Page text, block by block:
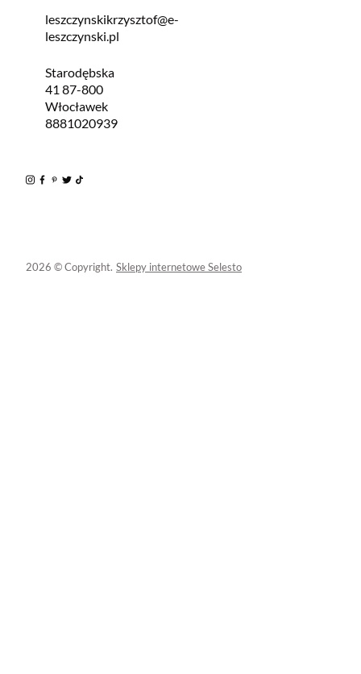
leszczynskikrzysztof@e-
leszczynski.pl
Starodębska
41 87-800
Włocławek
8881020939
2026 © Copyright. Sklepy internetowe Selesto